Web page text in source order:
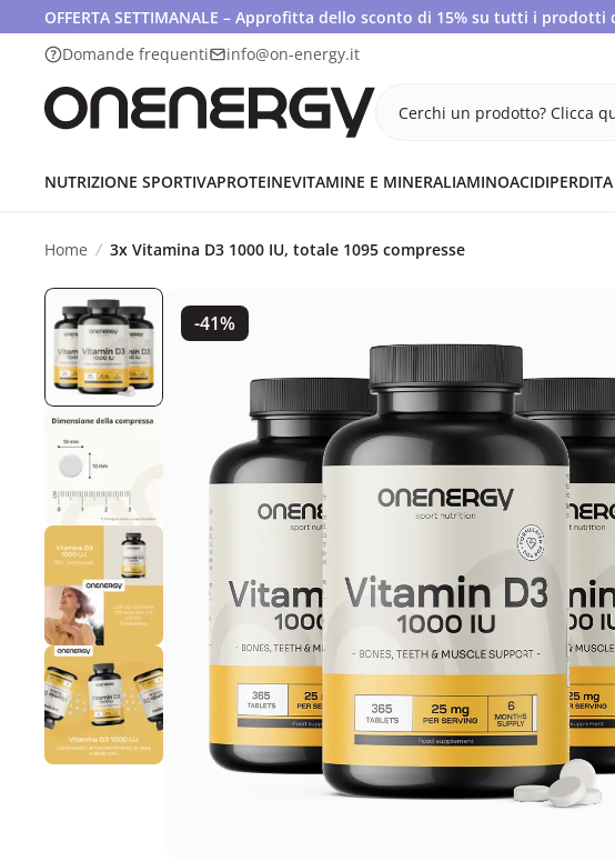
OFFERTA SETTIMANALE – Approfitta dello sconto di 15% su tutti i
Domande frequenti
info@on-energy.it
Cerchi un prodotto? Clicca
NUTRIZIONE SPORTIVAPROTEINEVITAMINE E MINERALIAMINOACIDI
Home 3x Vitamina D3 1000 IU, totale 1095 compresse
-41%